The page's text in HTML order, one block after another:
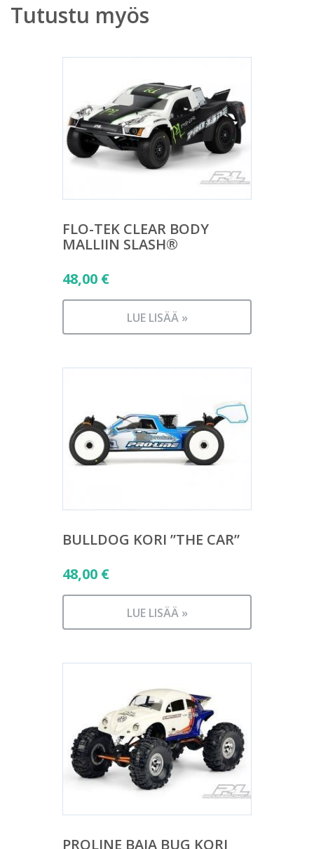
Tutustu myös
FLO-TEK CLEAR BODY
MALLIIN SLASH®
48,00 €
LUE LISÄÄ »
BULLDOG KORI ”THE CAR”
48,00 €
LUE LISÄÄ »
PROLINE BAJA BUG KORI